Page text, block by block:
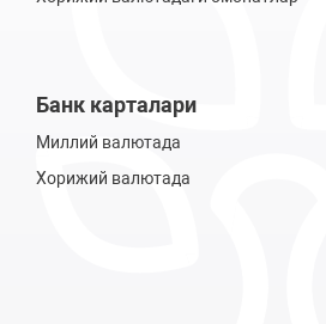
Банк карталари
Миллий валютада
Хорижий валютада